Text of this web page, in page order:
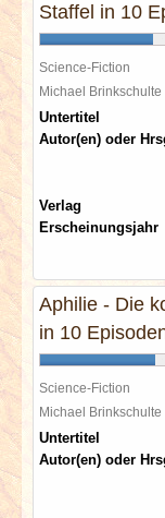
Staffel in 10
Science-Fiction
Michael Brinkschulte
Untertitel
Autor(en) oder
Verlag
Erscheinungsjahr
Aphilie - Die
in 10
Science-Fiction
Michael Brinkschulte
Untertitel
Autor(en) oder